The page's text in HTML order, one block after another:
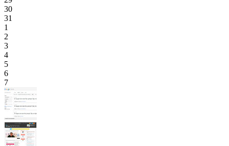
30
31
1
2
3
4
5
6
7